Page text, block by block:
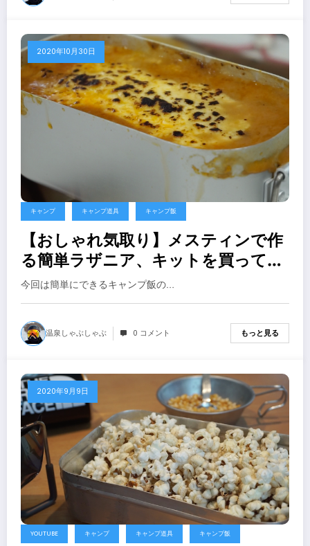
2020年10月30日
キャンプ キャンプ道具 キャンプ飯
【おしゃれ気取り】メスティンで作
る簡単ラザニア、キットを買って入
れるだけ、レシピ簡単スギちゃん
【キャンプ飯】
今回は簡単にできるキャンプ飯の…
温泉しゃぶしゃぶ 0 コメント もっと見る
2020年9月9日
YOUTUBE キャンプ キャンプ道具 キャンプ飯